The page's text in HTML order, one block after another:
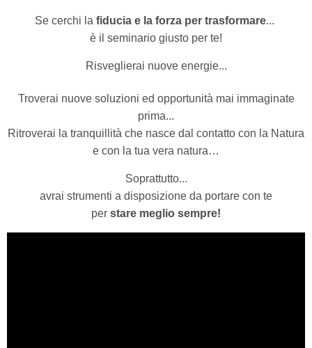
Se cerchi la fiducia e la forza per trasformare...
è il seminario giusto per te!
Risveglierai nuove energie...
Troverai nuove soluzioni ed opportunità mai immaginate
prima...
Ritroverai la tranquillità che nasce dal contatto con la Natura
e con la tua vera natura…
Soprattutto...
avrai strumenti a disposizione da portare con te
per stare meglio sempre!